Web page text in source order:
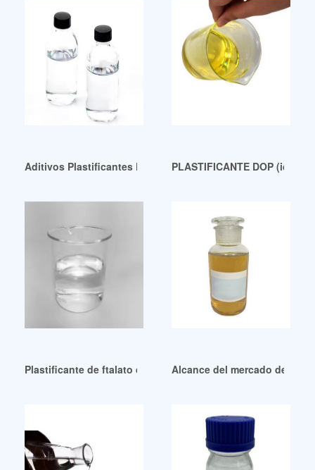
Aditivos Plastificantes Perú PLASTIFICANTE DOP
Plastificante de ftalato de metilo ecológico y ecológico
Alcance del mercado de